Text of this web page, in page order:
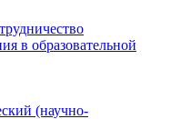
в образовательной
(научно-